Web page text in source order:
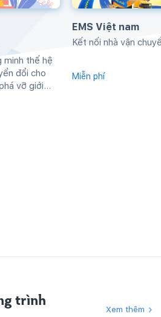
minh thế hệ
đổi cho
vỡ giới
EMS Việt nam
Kết nối nhà vận
Miễn phí
trình
Xem thêm